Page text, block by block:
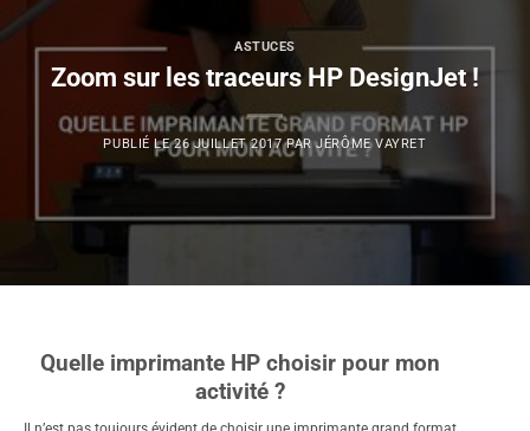
ASTUCES
Zoom sur les traceurs HP DesignJet !
PUBLIÉ LE26 JUILLET 2017 PARJÉRÔME VAYRET
Quelle imprimante HP choisir pour mon
activité ?